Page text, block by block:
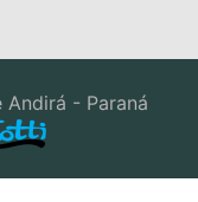
- Paraná